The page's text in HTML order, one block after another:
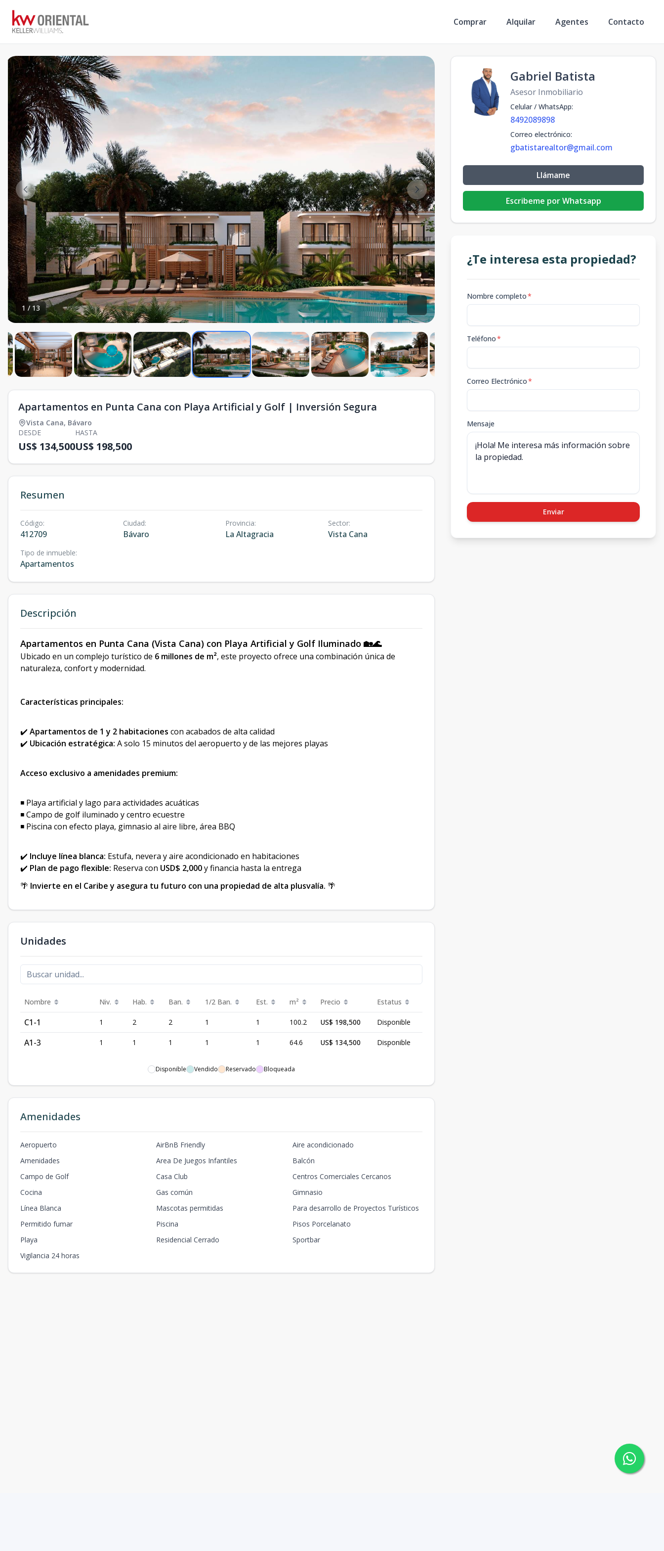
Comprar Alquilar Agentes Contacto
1 / 13
Apartamentos en Punta Cana con Playa Artificial y Golf | Inversión Segura
Vista Cana, Bávaro
DESDE
US$ 134,500
HASTA
US$ 198,500
Resumen
Código:
412709
Ciudad:
Bávaro
Provincia:
La Altagracia
Sector:
Vista Cana
Tipo de inmueble:
Apartamentos
Descripción
Apartamentos en Punta Cana (Vista Cana) con Playa Artificial y Golf Iluminado 🏡🌊
Ubicado en un complejo turístico de 6 millones de m², este proyecto ofrece una combinación única de
naturaleza, confort y modernidad.
Características principales:
✔️ Apartamentos de 1 y 2 habitaciones con acabados de alta calidad
✔️ Ubicación estratégica: A solo 15 minutos del aeropuerto y de las mejores playas
Acceso exclusivo a amenidades premium:
◾ Playa artificial y lago para actividades acuáticas
◾ Campo de golf iluminado y centro ecuestre
◾ Piscina con efecto playa, gimnasio al aire libre, área BBQ
✔️ Incluye línea blanca: Estufa, nevera y aire acondicionado en habitaciones
✔️ Plan de pago flexible: Reserva con USD$ 2,000y financia hasta la entrega
🌴 Invierte en el Caribe y asegura tu futuro con una propiedad de alta plusvalía. 🌴
Unidades
Nombre Niv. Hab. Ban. 1/2 Ban. Est. m² Precio Estatus
C1-1 1 2 2 1 1 100.2 US$ 198,500 Disponible
A1-3 1 1 1 1 1 64.6 US$ 134,500 Disponible
Disponible Vendido Reservado Bloqueada
Amenidades
Aeropuerto AirBnB Friendly
Aire acondicionado
Amenidades
Area De Juegos Infantiles
Balcón
Campo de Golf
Casa Club
Centros Comerciales Cercanos
Cocina
Gas común
Gimnasio
Línea Blanca
Mascotas permitidas
Para desarrollo de Proyectos Turísticos
Permitido fumar
Piscina
Pisos Porcelanato
Playa
Residencial Cerrado
Sportbar
Vigilancia 24 horas
Gabriel Batista
Asesor Inmobiliario
Celular / WhatsApp:
8492089898
Correo electrónico:
gbatistarealtor@gmail.com
Llámame
Escribeme por Whatsapp
¿Te interesa esta propiedad?
Nombre completo*
Teléfono*
Correo Electrónico*
Mensaje
Enviar